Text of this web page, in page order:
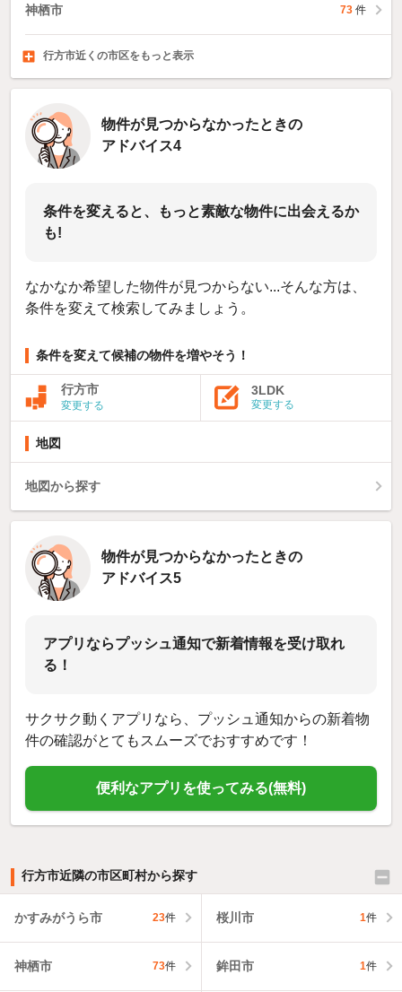
神栖市 73 件
鉾田市 1件
つくばみらい市9件
小美玉市21件
行方市近くの市区をもっと表示
物件が見つからなかったときの
アドバイス4
条件を変えると、もっと素敵な物件に出会えるか
も!
なかなか希望した物件が見つからない...そんな方は、
条件を変えて検索してみましょう。
条件を変えて候補の物件を増やそう！
行方市
変更する
3LDK
変更する
地図
地図から探す
物件が見つからなかったときの
アドバイス5
アプリならプッシュ通知で新着情報を受け取れ
る！
サクサク動くアプリなら、プッシュ通知からの新着物
件の確認がとてもスムーズでおすすめです！
便利なアプリを使ってみる(無料)
行方市近隣の市区町村から探す
かすみがうら市 23件 桜川市 1件
神栖市 73件 鉾田市 1件